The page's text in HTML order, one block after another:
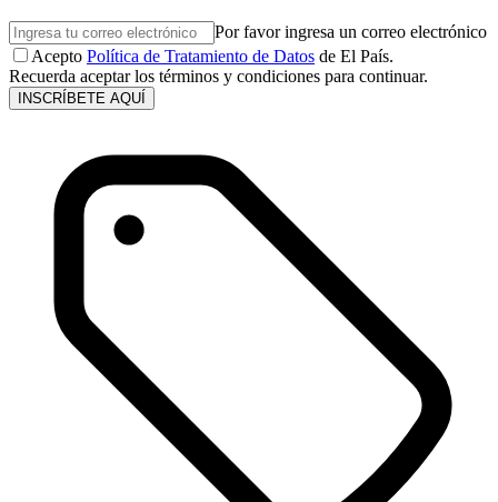
Por favor ingresa un correo electrónico
Acepto Política de Tratamiento de Datos de El País.
Recuerda aceptar los términos y condiciones para continuar.
INSCRÍBETE AQUÍ